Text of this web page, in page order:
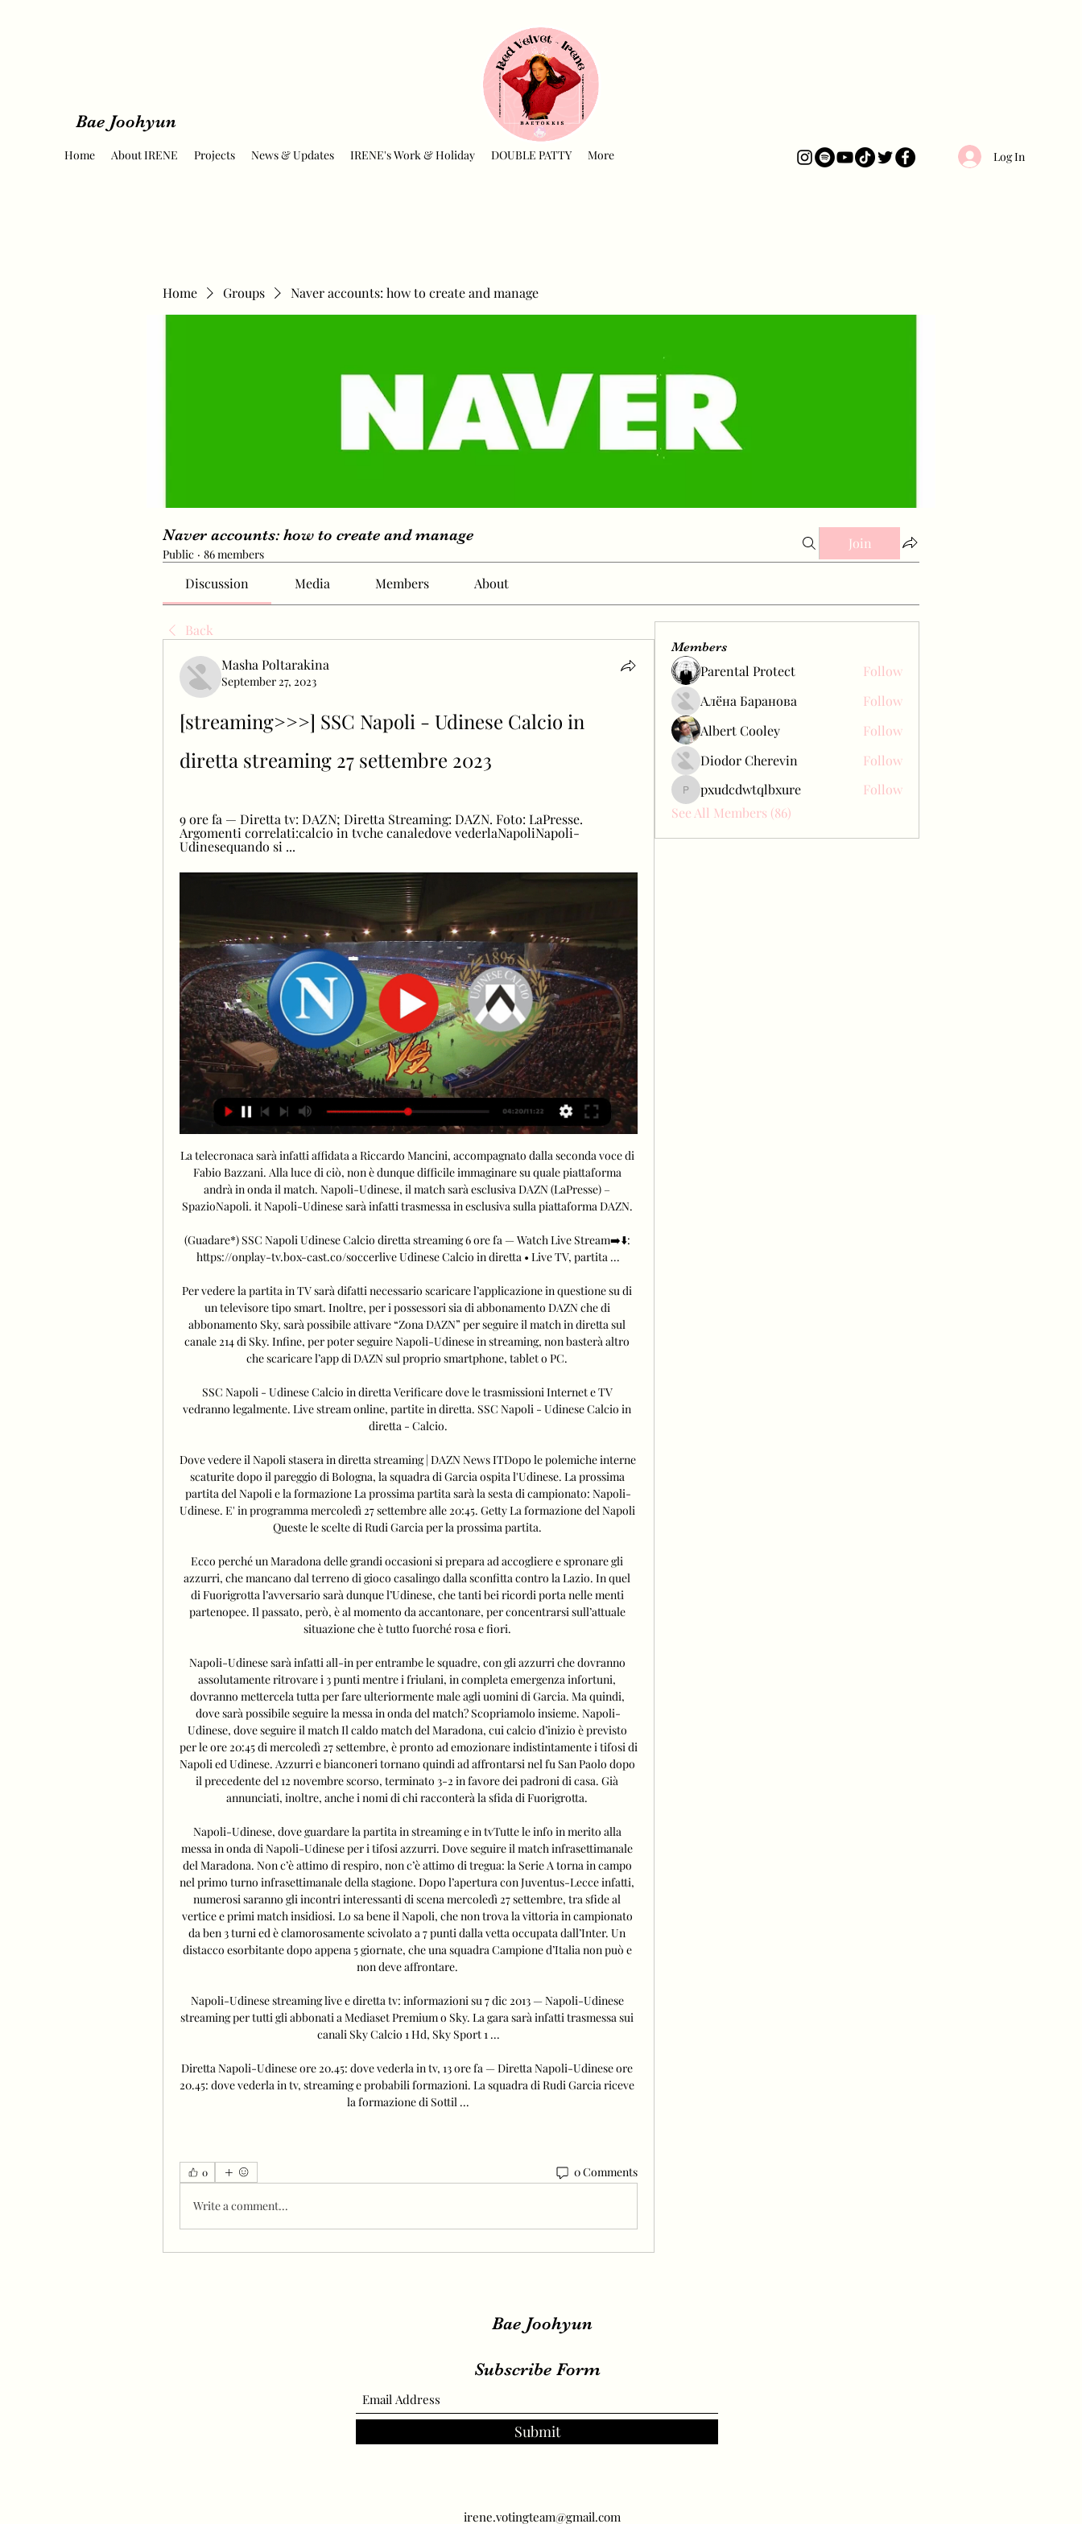
Bae Joohyun
Home About IRENE Projects News & Updates IRENE's Work & Holiday DOUBLE PATTY More Log In
Home Groups Naver accounts: how to create and manage
Naver accounts: how to create and manage
Public · 86 members
Join
Discussion Media Members About
Back
Masha Poltarakina
September 27, 2023
[streaming>>>] SSC Napoli - Udinese Calcio in
diretta streaming 27 settembre 2023
9 ore fa — Diretta tv: DAZN; Diretta Streaming: DAZN. Foto: LaPresse.
Argomenti correlati:calcio in tvche canaledove vederlaNapoliNapoli-
Udinesequando si ...
La telecronaca sarà infatti affidata a Riccardo Mancini, accompagnato dalla seconda voce di
Fabio Bazzani. Alla luce di ciò, non è dunque difficile immaginare su quale piattaforma
andrà in onda il match. Napoli-Udinese, il match sarà esclusiva DAZN (LaPresse) –
SpazioNapoli. it Napoli-Udinese sarà infatti trasmessa in esclusiva sulla piattaforma DAZN.
(Guadare*) SSC Napoli Udinese Calcio diretta streaming 6 ore fa — Watch Live Stream➡️⬇️:
https://onplay-tv.box-cast.co/soccerlive Udinese Calcio in diretta • Live TV, partita ...
Per vedere la partita in TV sarà difatti necessario scaricare l’applicazione in questione su di
un televisore tipo smart. Inoltre, per i possessori sia di abbonamento DAZN che di
abbonamento Sky, sarà possibile attivare “Zona DAZN” per seguire il match in diretta sul
canale 214 di Sky. Infine, per poter seguire Napoli-Udinese in streaming, non basterà altro
che scaricare l’app di DAZN sul proprio smartphone, tablet o PC.
SSC Napoli - Udinese Calcio in diretta Verificare dove le trasmissioni Internet e TV
vedranno legalmente. Live stream online, partite in diretta. SSC Napoli - Udinese Calcio in
diretta - Calcio.
Dove vedere il Napoli stasera in diretta streaming | DAZN News ITDopo le polemiche interne
scaturite dopo il pareggio di Bologna, la squadra di Garcia ospita l'Udinese. La prossima
partita del Napoli e la formazione La prossima partita sarà la sesta di campionato: Napoli-
Udinese. E' in programma mercoledì 27 settembre alle 20:45. Getty La formazione del Napoli
Queste le scelte di Rudi Garcia per la prossima partita.
Ecco perché un Maradona delle grandi occasioni si prepara ad accogliere e spronare gli
azzurri, che mancano dal terreno di gioco casalingo dalla sconfitta contro la Lazio. In quel
di Fuorigrotta l’avversario sarà dunque l’Udinese, che tanti bei ricordi porta nelle menti
partenopee. Il passato, però, è al momento da accantonare, per concentrarsi sull’attuale
situazione che è tutto fuorché rosa e fiori.
Napoli-Udinese sarà infatti all-in per entrambe le squadre, con gli azzurri che dovranno
assolutamente ritrovare i 3 punti mentre i friulani, in completa emergenza infortuni,
dovranno mettercela tutta per fare ulteriormente male agli uomini di Garcia. Ma quindi,
dove sarà possibile seguire la messa in onda del match? Scopriamolo insieme. Napoli-
Udinese, dove seguire il match Il caldo match del Maradona, cui calcio d’inizio è previsto
per le ore 20:45 di mercoledì 27 settembre, è pronto ad emozionare indistintamente i tifosi di
Napoli ed Udinese. Azzurri e bianconeri tornano quindi ad affrontarsi nel fu San Paolo dopo
il precedente del 12 novembre scorso, terminato 3-2 in favore dei padroni di casa. Già
annunciati, inoltre, anche i nomi di chi racconterà la sfida di Fuorigrotta.
Napoli-Udinese, dove guardare la partita in streaming e in tvTutte le info in merito alla
messa in onda di Napoli-Udinese per i tifosi azzurri. Dove seguire il match infrasettimanale
del Maradona. Non c’è attimo di respiro, non c’è attimo di tregua: la Serie A torna in campo
nel primo turno infrasettimanale della stagione. Dopo l’apertura con Juventus-Lecce infatti,
numerosi saranno gli incontri interessanti di scena mercoledì 27 settembre, tra sfide al
vertice e primi match insidiosi. Lo sa bene il Napoli, che non trova la vittoria in campionato
da ben 3 turni ed è clamorosamente scivolato a 7 punti dalla vetta occupata dall’Inter. Un
distacco esorbitante dopo appena 5 giornate, che una squadra Campione d’Italia non può e
non deve affrontare.
Napoli-Udinese streaming live e diretta tv: informazioni su 7 dic 2013 — Napoli-Udinese
streaming per tutti gli abbonati a Mediaset Premium o Sky. La gara sarà infatti trasmessa sui
canali Sky Calcio 1 Hd, Sky Sport 1 ...
Diretta Napoli-Udinese ore 20.45: dove vederla in tv, 13 ore fa — Diretta Napoli-Udinese ore
20.45: dove vederla in tv, streaming e probabili formazioni. La squadra di Rudi Garcia riceve
la formazione di Sottil ...
0 0 Comments
Write a comment...
Members
Parental Protect
Follow
Алёна Баранова
Follow
Albert Cooley
Follow
Diodor Cherevin
Follow
pxudcdwtqlbxure
pxudcdwtqlbxure
Follow
See All Members (86)
Bae Joohyun
Subscribe Form
Submit
irene.votingteam@gmail.com